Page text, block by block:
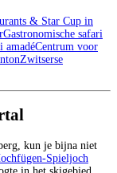
& Star Cup in
Gastronomische safari
amadéCentrum voor
Zwitserse
kun je bijna niet
Spieljoch